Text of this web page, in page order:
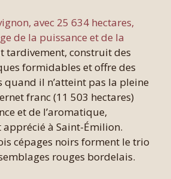
avec 25 634 hectares,
de la puissance et de la
tardivement, construit des
formidables et offre des
quand il n’atteint pas la pleine
franc (11 503 hectares)
et de l’aromatique,
à Saint-Émilion.
cépages noirs forment le trio
rouges bordelais.